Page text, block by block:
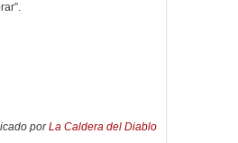
porLa Caldera del Diablo